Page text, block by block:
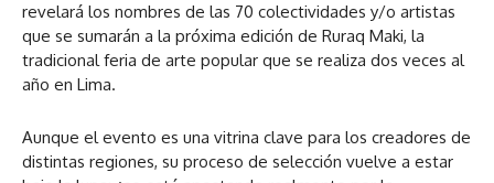
revelará los nombres de las 70 colectividades y/o artistas
que se sumarán a la próxima edición de Ruraq Maki, la
tradicional feria de arte popular que se realiza dos veces al
año en Lima.
Aunque el evento es una vitrina clave para los creadores de
distintas regiones, su proceso de selección vuelve a estar